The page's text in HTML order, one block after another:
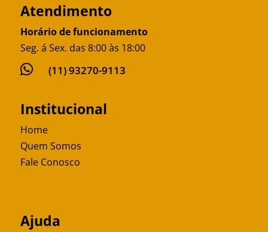
Atendimento
Horário de funcionamento
Seg. á Sex. das 8:00 às 18:00
 (11) 93270-9113
Institucional
Home
Quem Somos
Fale Conosco
Ajuda